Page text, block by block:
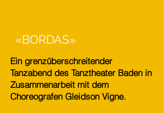
«BORDAS»
Ein grenzüberschreitender
Tanzabend des Tanztheater Baden in
Zusammenarbeit mit dem
Choreografen Gleidson Vigne.